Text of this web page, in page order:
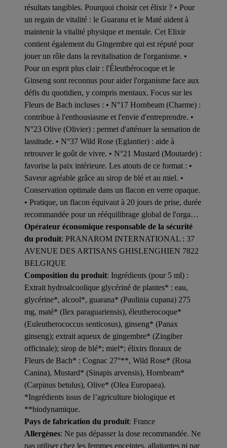
résultats tangibles. Pourquoi choisir cet élixir ? • Pour
un regain de vitalité : le Guarana et le Maté aident à
maintenir la vitalité physique et mentale. Cet Elixir
contient également du Gingembre qui est réputé pour
jouer un rôle dans la revitalisation de l'organisme. •
Pour un esprit plus clair : l'Éleuthérocoque et le
Ginseng sont reconnus pour aider l'organisme face aux
défis du quotidien, y compris mentaux. Focus sur les
Fleurs de Bach incluses : • N°17 Hornbeam (Charme) :
contribue à l'enthousiasme et l'envie d'entreprendre. •
N°23 Olive (Olivier) : permet d'atténuer la sensation de
lassitude. • N°37 Wild Rose (Eglantier) : aide à
retrouver le goût de vivre. • N°21 Mustard (Moutarde) :
favorise la paix intérieure. Les atouts de ce format : •
Saveur agréable grâce au sirop de blé et au miel. •
Conservation optimale dans un flacon en verre opaque.
• Pratique, un flacon équivaut à 20 jours de prise, durée
recommandée pour un rééquilibrage global de l'orga…
Opérateur économique responsable de la sécurité
du produit: PRANAROM INTERNATIONAL : 37
AVENUE DES ARTISANS GHISLENGHIEN 7822
BELGIQUE
Composition du produit: Ingrédients (pour 5 ml) :
Extrait hydroalcoolique glycériné de plantes* : eau,
glycérine*, alcool*, guarana* (Paulinia cupana) 275
mg, maté* (Ilex paraguariensis), éleutherocoque*
(Euleutherococcus senticosus), ginseng* (Panax
ginseng); extrait aqueux de gingembre* (Zingiber
officinale); sirop de blé*; miel*; élixirs floraux de
Fleurs de Bach* : Cognac 27°**, Wild Rose* (Rosa
Canina), Mustard* (Sinapis arvensis), Hornbeam*
(Carpinus betulus), Olive* (Olea Europaea).
*Ingrédients issus de l’agriculture biologique et
**biodynamique.
Pays de fabrication du produit: France
Allergènes: Ne pas dépasser la dose recommandée. Ne
pas utiliser chez les femmes enceintes, allaitantes ni par